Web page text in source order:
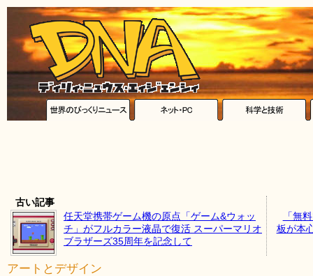
古い記事
任天堂携帯ゲーム機の原点「ゲーム&ウォッ
チ」がフルカラー液晶で復活 スーパーマリオ
ブラザーズ35周年を記念して
「無
板が本
アートとデザイン